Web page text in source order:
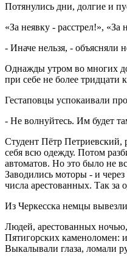
Потянулись дни, долгие и
«За неявку - расстрел!»,
- Иначе нельзя, - объясняли
Однажды утром во многих
при себе не более
Гестаповцы успокаивали
- Не волнуйтесь. Им будет
Студент Пётр Петриевский,
себя всю одежду. Потом
автоматов. Но это было не
Заводились моторы - и
числа арестованных. Так
Из Черкесска немцы
Людей, арестованных
Пятигорских каменоломен:
Выкалывали глаза, ломали